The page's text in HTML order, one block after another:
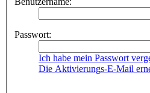
Passwort:
Ich habe mein Passwort
Die Aktivierungs-E-Mail